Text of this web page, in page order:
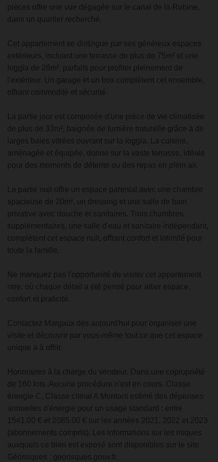
pièces offre une vue dégagée sur le canal de la Robine,
dans un quartier recherché.
Cet appartement se distingue par ses généreux espaces
extérieurs, incluant une terrasse de plus de 75m² et une
loggia de 28m², parfaits pour profiter pleinement de
l'extérieur. Un garage et un box complètent cet ensemble,
offrant commodité et sécurité.
La partie jour est composée d'une pièce de vie climatisée
de plus de 33m², baignée de lumière naturelle grâce à de
larges baies vitrées ouvrant sur la loggia. La cuisine,
aménagée et équipée, donne sur la vaste terrasse, idéale
pour des moments de détente ou des repas en plein air.
La partie nuit offre un espace parental avec une chambre
spacieuse de 20m², un dressing et une salle de bain
privative avec douche et sanitaires. Trois chambres
supplémentaires, une salle d'eau et sanitaire indépendant,
complètent cet espace nuit, offrant confort et intimité pour
toute la famille.
Ne manquez pas l'opportunité de visiter cet appartement
rare, où chaque détail a été pensé pour allier espace,
confort et praticité.
Contactez Margaux dès aujourd'hui pour organiser une
visite et découvrir par vous-même tout ce que cet espace
unique a à offrir.
Honoraires à la charge du vendeur. Dans une copropriété
de 160 lots. Aucune procédure n'est en cours. Classe
énergie C, Classe climat A Montant estimé des dépenses
annuelles d'énergie pour un usage standard : entre
1541.00 € et 2085.00 € sur les années 2021, 2022 et 2023
(abonnements compris). Les informations sur les risques
auxquels ce bien est exposé sont disponibles sur le site
Géorisques : georisques.gouv.fr.